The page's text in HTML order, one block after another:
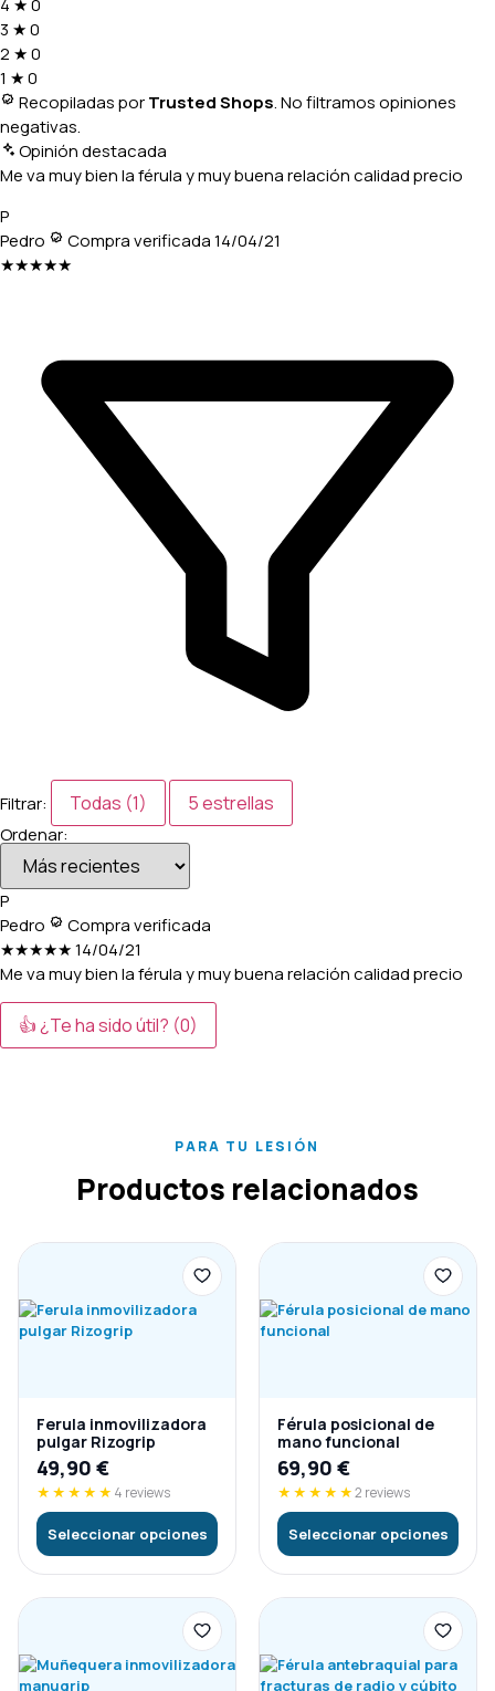
4 ★0
3 ★0
2 ★0
1 ★0
Recopiladas porTrusted Shops. No filtramos opiniones
negativas.
Opinión destacada
Me va muy bien la férula y muy buena relación calidad precio
P
Pedro
Compra verificada14/04/21
★★★★★
Filtrar: Todas (1) 5 estrellas
Ordenar:
P
Pedro
Compra verificada
★★★★★14/04/21
Me va muy bien la férula y muy buena relación calidad precio
👍 ¿Te ha sido útil? (0)
PARA TU LESIÓN
Productos relacionados
Ferula inmovilizadora
pulgar Rizogrip
49,90 €
★★★★★ 4 reviews
Seleccionar opciones
Férula posicional de
mano funcional
69,90 €
★★★★★2 reviews
Seleccionar opciones